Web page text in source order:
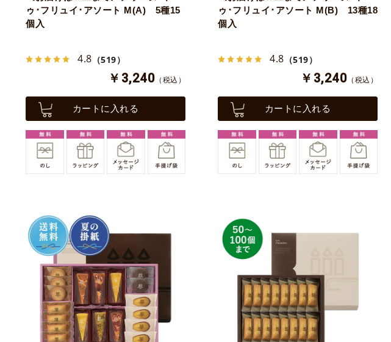
ゥ･フリュイ･アソート M(A) 5種15
個入
4.8 （519）
￥3,240 （税込）
カートに入れる
ゥ･フリュイ･アソート M(B) 13種18
個入
4.8 （519）
￥3,240 （税込）
カートに入れる